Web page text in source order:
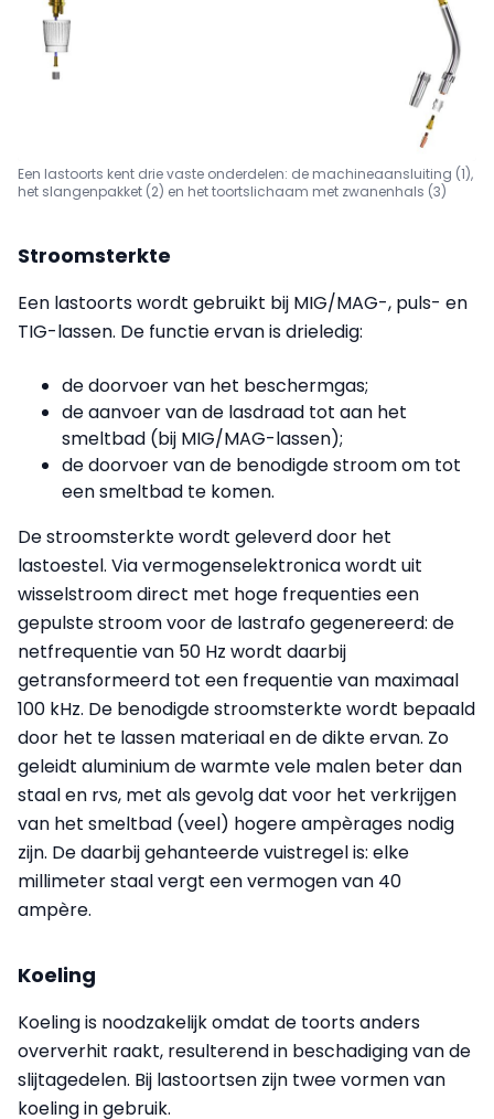
Een lastoorts kent drie vaste onderdelen: de machineaansluiting (1),
het slangenpakket (2) en het toortslichaam met zwanenhals (3)
Stroomsterkte
Een lastoorts wordt gebruikt bij MIG/MAG-, puls- en
TIG-lassen. De functie ervan is drieledig:
de doorvoer van het beschermgas;
de aanvoer van de lasdraad tot aan het
smeltbad (bij MIG/MAG-lassen);
de doorvoer van de benodigde stroom om tot
een smeltbad te komen.
De stroomsterkte wordt geleverd door het
lastoestel. Via vermogenselektronica wordt uit
wisselstroom direct met hoge frequenties een
gepulste stroom voor de lastrafo gegenereerd: de
netfrequentie van 50 Hz wordt daarbij
getransformeerd tot een frequentie van maximaal
100 kHz. De benodigde stroomsterkte wordt bepaald
door het te lassen materiaal en de dikte ervan. Zo
geleidt aluminium de warmte vele malen beter dan
staal en rvs, met als gevolg dat voor het verkrijgen
van het smeltbad (veel) hogere ampèrages nodig
zijn. De daarbij gehanteerde vuistregel is: elke
millimeter staal vergt een vermogen van 40
ampère.
Koeling
Koeling is noodzakelijk omdat de toorts anders
oververhit raakt, resulterend in beschadiging van de
slijtagedelen. Bij lastoortsen zijn twee vormen van
koeling in gebruik.